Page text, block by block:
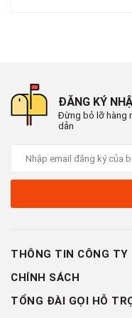
ĐĂNG KÝ
Đừng bỏ lỡ hàng
dẫn
THÔNG TIN CÔNG TY
CHÍNH SÁCH
TỔNG ĐÀI GỌI HỖ